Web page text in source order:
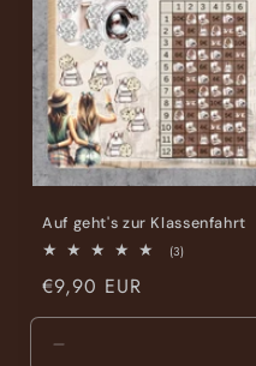
Auf geht's zur Klassenfahrt
(3)3
Normaler
Preis
€9,90 EUR